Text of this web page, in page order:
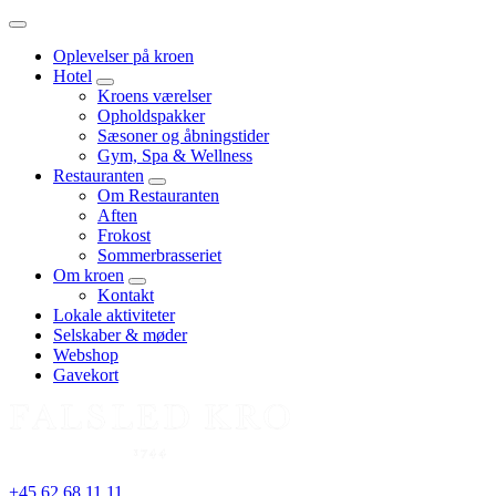
Menu
Oplevelser på kroen
Hotel
expand
child
menu
Kroens værelser
Opholdspakker
Sæsoner og åbningstider
Gym, Spa & Wellness
Restauranten
expand
child
Om Restauranten
Aften
Frokost
Sommerbrasseriet
Om kroen
expand
child
menu
Kontakt
Lokale aktiviteter
Selskaber & møder
Webshop
Gavekort
+45 62 68 11 11